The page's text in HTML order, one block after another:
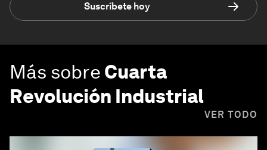
Suscríbete hoy
Más sobre Cuarta
Revolución Industrial
VER TODO